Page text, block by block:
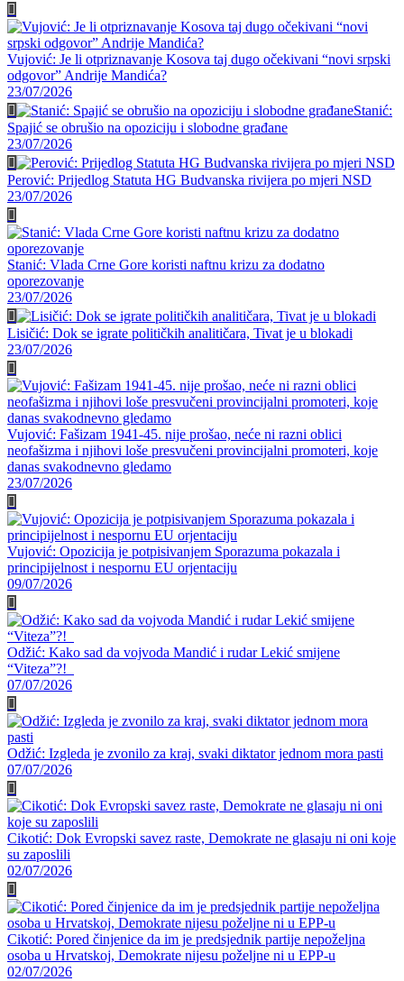
Vujović: Je li otpriznavanje Kosova taj dugo očekivani “novi srpski
odgovor” Andrije Mandića?
23/07/2026
Stanić:
Spajić se obrušio na opoziciju i slobodne građane
23/07/2026
Perović: Prijedlog Statuta HG Budvanska rivijera po mjeri NSD
23/07/2026
Stanić: Vlada Crne Gore koristi naftnu krizu za dodatno
oporezovanje
23/07/2026
Lisičić: Dok se igrate političkih analitičara, Tivat je u blokadi
23/07/2026
Vujović: Fašizam 1941-45. nije prošao, neće ni razni oblici
neofašizma i njihovi loše presvučeni provincijalni promoteri, koje
danas svakodnevno gledamo
23/07/2026
Vujović: Opozicija je potpisivanjem Sporazuma pokazala i
principijelnost i nespornu EU orjentaciju
09/07/2026
Odžić: Kako sad da vojvoda Mandić i rudar Lekić smijene
“Viteza”?!
07/07/2026
Odžić: Izgleda je zvonilo za kraj, svaki diktator jednom mora pasti
07/07/2026
Cikotić: Dok Evropski savez raste, Demokrate ne glasaju ni oni koje
su zaposlili
02/07/2026
Cikotić: Pored činjenice da im je predsjednik partije nepoželjna
osoba u Hrvatskoj, Demokrate nijesu poželjne ni u EPP-u
02/07/2026